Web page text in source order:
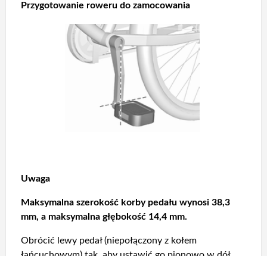
Przygotowanie roweru do zamocowania
Uwaga
Maksymalna szerokość korby pedału wynosi 38,3
mm, a maksymalna głębokość 14,4 mm.
Obrócić lewy pedał (niepołączony z kołem